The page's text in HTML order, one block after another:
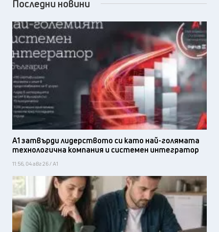
Последни новини
А1 затвърди лидерството си като най-голямата
технологична компания и системен интегратор
11:56, 04 авг 26 / А1